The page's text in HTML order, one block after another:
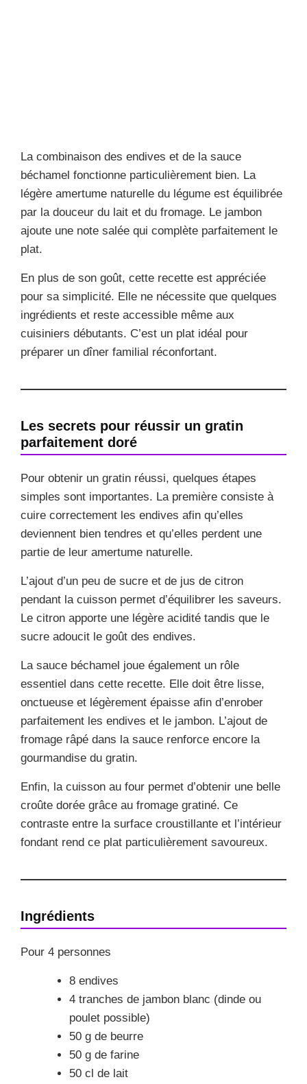
La combinaison des endives et de la sauce
béchamel fonctionne particulièrement bien. La
légère amertume naturelle du légume est équilibrée
par la douceur du lait et du fromage. Le jambon
ajoute une note salée qui complète parfaitement le
plat.
En plus de son goût, cette recette est appréciée
pour sa simplicité. Elle ne nécessite que quelques
ingrédients et reste accessible même aux
cuisiniers débutants. C’est un plat idéal pour
préparer un dîner familial réconfortant.
Les secrets pour réussir un gratin
parfaitement doré
Pour obtenir un gratin réussi, quelques étapes
simples sont importantes. La première consiste à
cuire correctement les endives afin qu’elles
deviennent bien tendres et qu’elles perdent une
partie de leur amertume naturelle.
L’ajout d’un peu de sucre et de jus de citron
pendant la cuisson permet d’équilibrer les saveurs.
Le citron apporte une légère acidité tandis que le
sucre adoucit le goût des endives.
La sauce béchamel joue également un rôle
essentiel dans cette recette. Elle doit être lisse,
onctueuse et légèrement épaisse afin d’enrober
parfaitement les endives et le jambon. L’ajout de
fromage râpé dans la sauce renforce encore la
gourmandise du gratin.
Enfin, la cuisson au four permet d’obtenir une belle
croûte dorée grâce au fromage gratiné. Ce
contraste entre la surface croustillante et l’intérieur
fondant rend ce plat particulièrement savoureux.
Ingrédients
Pour 4 personnes
8 endives
4 tranches de jambon blanc (dinde ou
poulet possible)
50 g de beurre
50 g de farine
50 cl de lait